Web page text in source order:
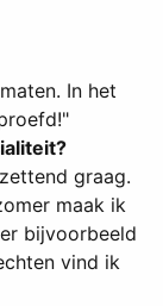
In het
graag.
maak ik
bijvoorbeeld
vind ik